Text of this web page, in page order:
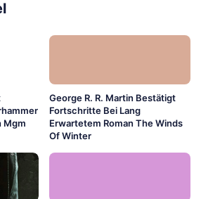
Mgm
George R. R. Martin Bestätigt
Fortschritte Bei Lang
Erwartetem Roman The Winds
Of Winter